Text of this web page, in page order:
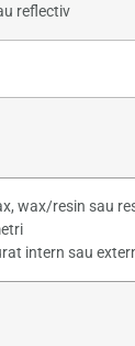
reflectiv
wax/resin sau
intern sau